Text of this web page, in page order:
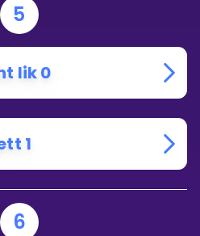
5
lik 0
1
6